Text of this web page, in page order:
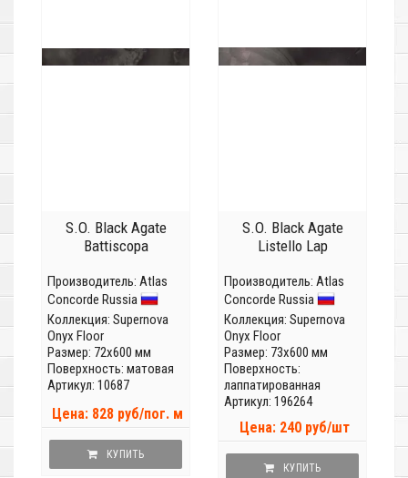
S.O. Black Agate
Battiscopa
Производитель: Atlas
Concorde Russia
Коллекция: Supernova
Onyx Floor
Размер: 72x600 мм
Поверхность: матовая
Артикул: 10687
Цена: 828 руб/пог. м
КУПИТЬ
S.O. Black Agate
Listello Lap
Производитель: Atlas
Concorde Russia
Коллекция: Supernova
Onyx Floor
Размер: 73x600 мм
Поверхность:
лаппатированная
Артикул: 196264
Цена: 240 руб/шт
КУПИТЬ